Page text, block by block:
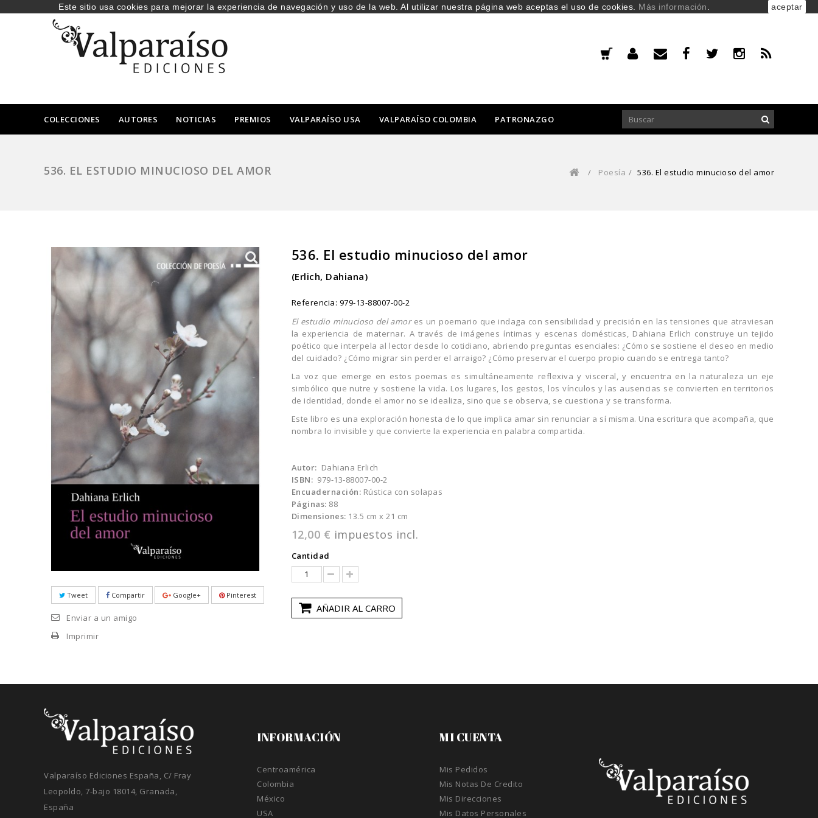
COLECCIONES AUTORES NOTICIAS PREMIOS VALPARAÍSO USA VALPARAÍSO COLOMBIA PATRONAZGO
536. EL ESTUDIO MINUCIOSO DEL AMOR / Poesía / 536. El estudio minucioso del amor
Tweet Compartir Google+ Pinterest
Enviar a un amigo
Imprimir
536. El estudio minucioso del amor
(Erlich, Dahiana)
Referencia: 979-13-88007-00-2
El estudio minucioso del amores un poemario que indaga con sensibilidad y precisión en las tensiones que atraviesan
la experiencia de maternar. A través de imágenes íntimas y escenas domésticas, Dahiana Erlich construye un tejido
poético que interpela al lector desde lo cotidiano, abriendo preguntas esenciales: ¿Cómo se sostiene el deseo en medio
del cuidado? ¿Cómo migrar sin perder el arraigo? ¿Cómo preservar el cuerpo propio cuando se entrega tanto?
La voz que emerge en estos poemas es simultáneamente reflexiva y visceral, y encuentra en la naturaleza un eje
simbólico que nutre y sostiene la vida. Los lugares, los gestos, los vínculos y las ausencias se convierten en territorios
de identidad, donde el amor no se idealiza, sino que se observa, se cuestiona y se transforma.
Este libro es una exploración honesta de lo que implica amar sin renunciar a sí misma. Una escritura que acompaña, que
nombra lo invisible y que convierte la experiencia en palabra compartida.
Autor: Dahiana Erlich
ISBN: 979-13-88007-00-2
Encuadernación: Rústica con solapas
Páginas: 88
Dimensiones: 13.5 cm x 21 cm
12,00 € impuestos incl.
Cantidad
AÑADIR AL CARRO
MI CUENTA
Mis Pedidos
Mis Notas De Credito
Mis Direcciones
Mis Datos Personales
INFORMACIÓN
Centroamérica
Colombia
México
USA
Valparaíso Ediciones España, C/ Fray
Leopoldo, 7-bajo 18014, Granada,
España
Este sitio usa cookies para mejorar la experiencia de navegación y uso de la web. Al utilizar nuestra página web aceptas el uso de cookies. Más información aceptar